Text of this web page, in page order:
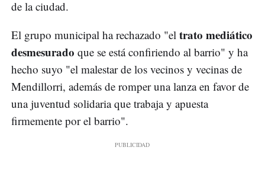
de la ciudad.
El grupo municipal ha rechazado "el trato mediático
desmesurado que se está confiriendo al barrio" y ha
hecho suyo "el malestar de los vecinos y vecinas de
Mendillorri, además de romper una lanza en favor de
una juventud solidaria que trabaja y apuesta
firmemente por el barrio".